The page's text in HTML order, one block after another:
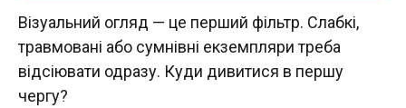
Візуальний огляд — це перший фільтр. Слабкі,
травмовані або сумнівні екземпляри треба
відсіювати одразу. Куди дивитися в першу
чергу?